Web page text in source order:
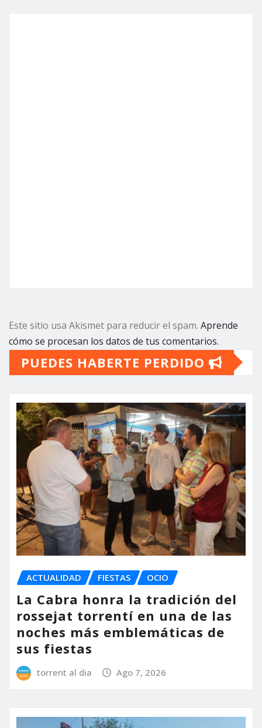
Este sitio usa Akismet para reducir el spam. Aprende
cómo se procesan los datos de tus comentarios.
PUEDES HABERTE PERDIDO
ACTUALIDAD FIESTAS OCIO
La Cabra honra la tradición del
rossejat torrentí en una de las
noches más emblemáticas de
sus fiestas
torrent al dia Ago 7, 2026